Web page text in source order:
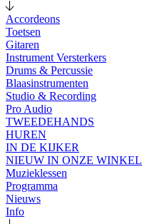
Accordeons
Toetsen
Gitaren
Instrument Versterkers
Drums & Percussie
Blaasinstrumenten
Studio & Recording
Pro Audio
TWEEDEHANDS
HUREN
IN DE KIJKER
NIEUW IN ONZE WINKEL
Muzieklessen
Programma
Nieuws
Info